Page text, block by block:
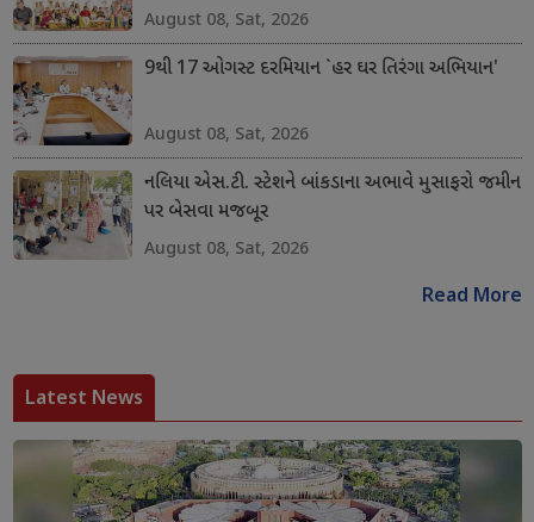
August 08, Sat, 2026
9થી 17 ઓગસ્ટ દરમિયાન `હર ઘર તિરંગા અભિયાન'
August 08, Sat, 2026
નલિયા એસ.ટી. સ્ટેશને બાંકડાના અભાવે મુસાફરો જમીન
પર બેસવા મજબૂર
August 08, Sat, 2026
Read More
Latest News